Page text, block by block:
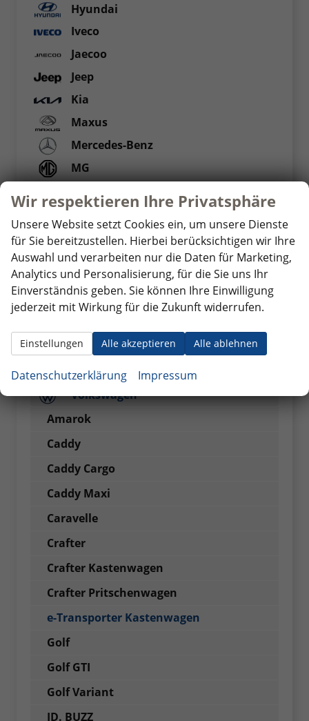
Hyundai
Iveco
Jaecoo
Jeep
Kia
Maxus
Mercedes-Benz
MG
Opel
Peugeot
Renault
Seat
Suzuki
Toyota
Volkswagen
Amarok
Caddy
Caddy Cargo
Caddy Maxi
Caravelle
Crafter
Crafter Kastenwagen
Crafter Pritschenwagen
e-Transporter Kastenwagen
Golf
Golf GTI
Golf Variant
ID. BUZZ
Wir respektieren Ihre Privatsphäre
Unsere Website setzt Cookies ein, um unsere Dienste
für Sie bereitzustellen. Hierbei berücksichtigen wir Ihre
Auswahl und verarbeiten nur die Daten für Marketing,
Analytics und Personalisierung, für die Sie uns Ihr
Einverständnis geben. Sie können Ihre Einwilligung
jederzeit mit Wirkung für die Zukunft widerrufen.
Alle akzeptieren Alle ablehnen
Einstellungen
Datenschutzerklärung Impressum